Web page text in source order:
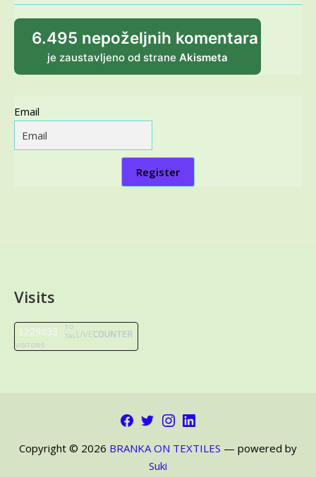
6.495 nepoželjnih komentara
je zaustavljeno od strane Akismeta
Email
Register
Visits
1229833
TO
TAL
VISITORS
Facebook
TwitterInstagram
LinkedIn
Copyright © 2026 BRANKA ON TEXTILES — powered by
Suki